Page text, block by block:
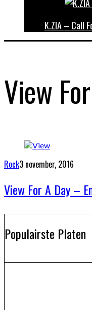
K.ZIA – Call
View
Rock3 november, 2016
View For A Day –
Populairste Platen